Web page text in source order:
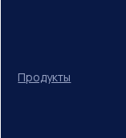
Продукты